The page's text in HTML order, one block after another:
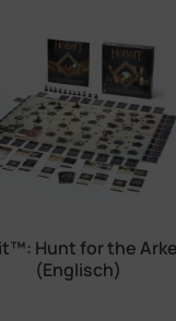
Hunt for the
(Englisch)